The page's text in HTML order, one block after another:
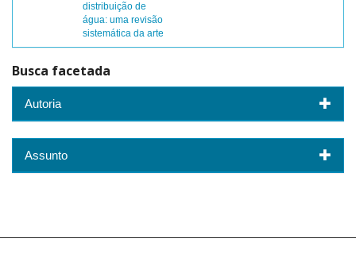
distribuição de
água: uma revisão
sistemática da arte
Busca facetada
Autoria
Assunto